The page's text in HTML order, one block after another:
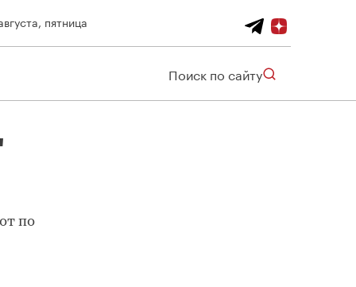
пятница
Поиск по сайту
по